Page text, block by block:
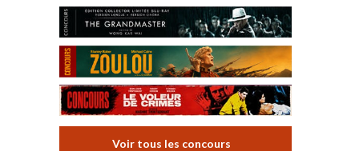
Voir tous les concours